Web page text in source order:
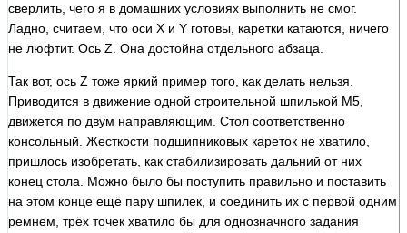
сверлить, чего я в домашних условиях выполнить не смог.
Ладно, считаем, что оси X и Y готовы, каретки катаются, ничего
не люфтит. Ось Z. Она достойна отдельного абзаца.
Так вот, ось Z тоже яркий пример того, как делать нельзя.
Приводится в движение одной строительной шпилькой М5,
движется по двум направляющим. Стол соответственно
консольный. Жесткости подшипниковых кареток не хватило,
пришлось изобретать, как стабилизировать дальний от них
конец стола. Можно было бы поступить правильно и поставить
на этом конце ещё пару шпилек, и соединить их с первой одним
ремнем, трёх точек хватило бы для однозначного задания